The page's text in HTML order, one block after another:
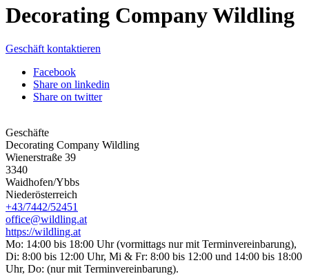
Decorating Company Wildling
Geschäft kontaktieren
Facebook
Share on linkedin
Share on twitter
Geschäfte
Decorating Company Wildling
Wienerstraße 39
3340
Waidhofen/Ybbs
Niederösterreich
+43/7442/52451
office@wildling.at
https://wildling.at
Mo: 14:00 bis 18:00 Uhr (vormittags nur mit Terminvereinbarung),
Di: 8:00 bis 12:00 Uhr, Mi & Fr: 8:00 bis 12:00 und 14:00 bis 18:00
Uhr, Do: (nur mit Terminvereinbarung).